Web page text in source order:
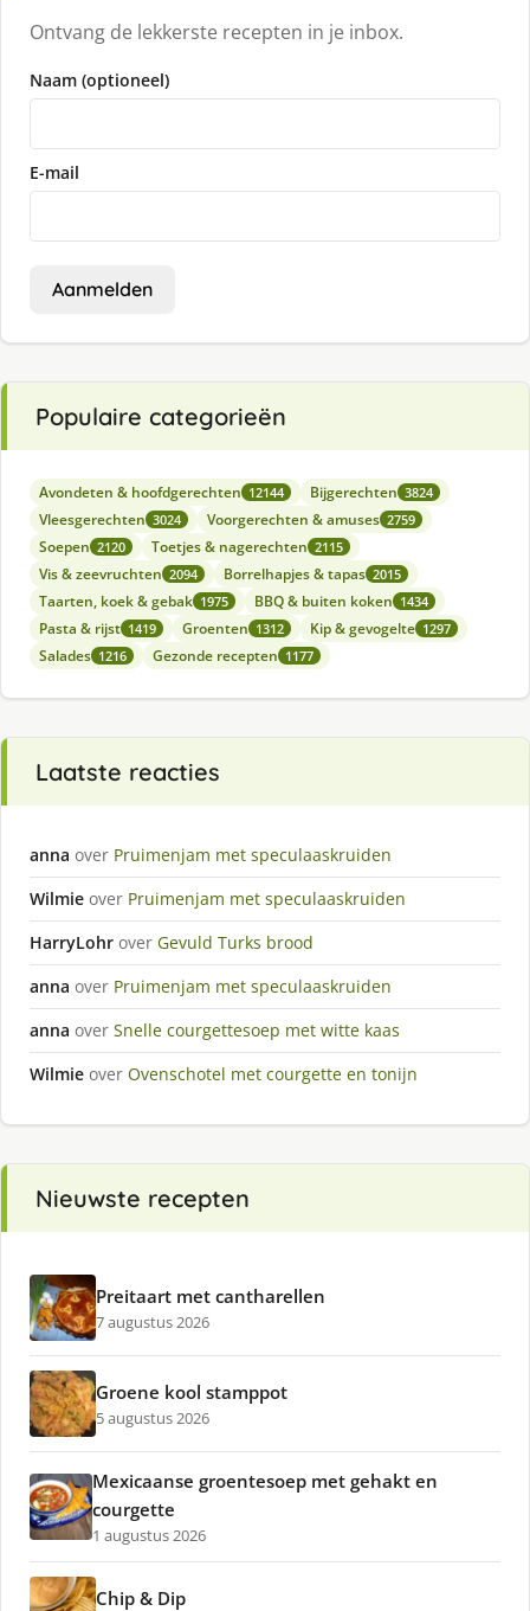
Ontvang de lekkerste recepten in je inbox.
Naam (optioneel)
E-mail
Aanmelden
Populaire categorieën
Avondeten & hoofdgerechten 12144 Bijgerechten 3824
Vleesgerechten 3024 Voorgerechten & amuses 2759
Soepen 2120 Toetjes & nagerechten 2115
Vis & zeevruchten 2094 Borrelhapjes & tapas 2015
Taarten, koek & gebak 1975 BBQ & buiten koken 1434
Pasta & rijst 1419 Groenten 1312 Kip & gevogelte 1297
Salades 1216 Gezonde recepten 1177
Laatste reacties
anna over Pruimenjam met speculaaskruiden
Wilmie over Pruimenjam met speculaaskruiden
HarryLohr over Gevuld Turks brood
anna over Pruimenjam met speculaaskruiden
anna over Snelle courgettesoep met witte kaas
Wilmie over Ovenschotel met courgette en tonijn
Nieuwste recepten
Preitaart met cantharellen
7 augustus 2026
Groene kool stamppot
5 augustus 2026
Mexicaanse groentesoep met gehakt en
courgette
1 augustus 2026
Chip & Dip